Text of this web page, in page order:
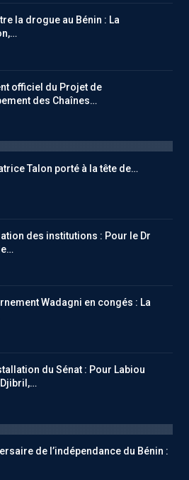
la drogue au Bénin : La
officiel du Projet de
des Chaînes…
Talon porté à la tête de…
des institutions : Pour le Dr
Wadagni en congés : La
du Sénat : Pour Labiou
de l’indépendance du Bénin :